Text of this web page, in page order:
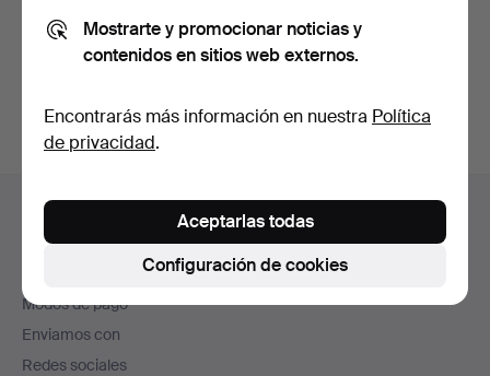
Crear cuenta
pie
de
página
Ayuda y contacto
Contacta con el servicio de atención al cliente
Todas las casas de subastas
Modos de pago
Enviamos con
Redes sociales
Mostrarte y promocionar noticias y
contenidos en sitios web externos.
Encontrarás más información en nuestra Política
de privacidad.
Configuración de cookies
Aceptarlas todas